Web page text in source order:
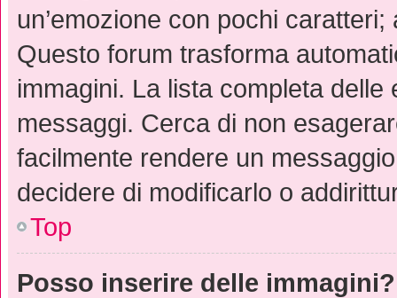
un’emozione con pochi
Questo forum trasforma
immagini. La lista completa
messaggi. Cerca di non
facilmente rendere un
decidere di modificarlo o
Top
Posso inserire delle immagini?